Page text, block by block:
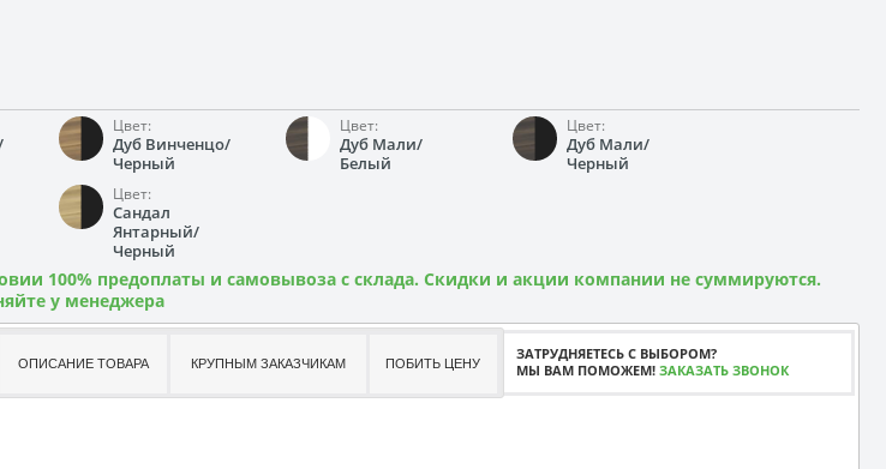
Цвет:
Дуб Винченцо/
Черный
Цвет:
Дуб Мали/
Белый
Цвет:
Дуб Мали/
Черный
Цвет:
Сандал
Янтарный/
Черный
100% предоплаты и самовывоза с склада. Скидки и акции компании не суммируются.
у менеджера
ОПИСАНИЕ ТОВАРА КРУПНЫМ ЗАКАЗЧИКАМ ПОБИТЬ ЦЕНУ
ЗАТРУДНЯЕТЕСЬ С ВЫБОРОМ?
МЫ ВАМ ПОМОЖЕМ! ЗАКАЗАТЬ ЗВОНОК